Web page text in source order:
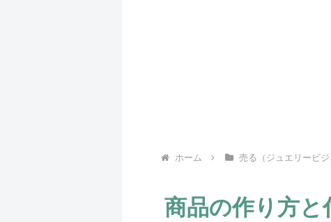
ホーム 売る（ジュエリービジ
商品の作り方と